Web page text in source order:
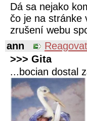
Dá sa nejako
čo je na stránke
zrušení webu
ann
>>> Gita
...bocian dostal